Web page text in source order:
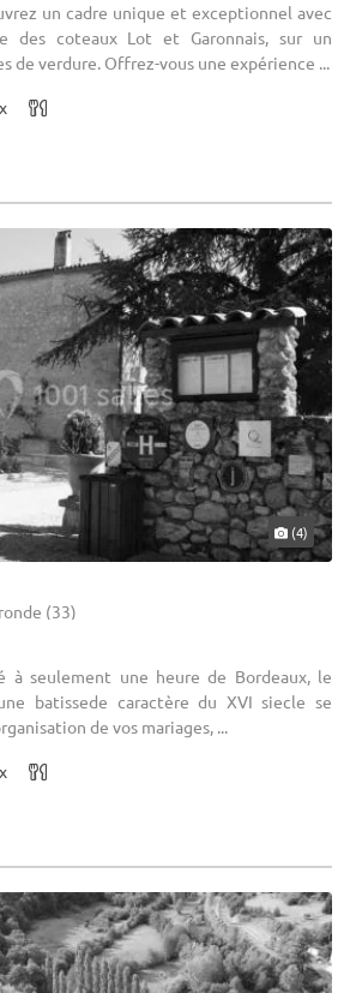
un cadre unique et exceptionnel avec
des coteaux Lot et Garonnais, sur un
de verdure. Offrez-vous une expérience ...
(4)
(33)
à seulement une heure de Bordeaux, le
batissede caractère du XVI siecle se
de vos mariages, ...